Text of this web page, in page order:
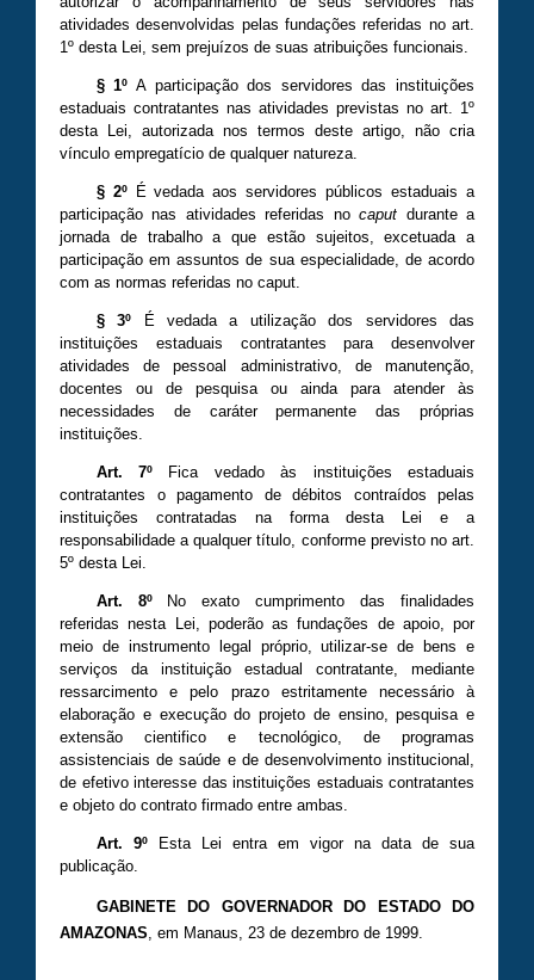
atividades desenvolvidas pelas fundações referidas no art.
1º desta Lei, sem prejuízos de suas atribuições funcionais.
§ 1º A participação dos servidores das instituições
estaduais contratantes nas atividades previstas no art. 1º
desta Lei, autorizada nos termos deste artigo, não cria
vínculo empregatício de qualquer natureza.
§ 2ºÉ vedada aos servidores públicos estaduais a
participação nas atividades referidas nocaput durante a
jornada de trabalho a que estão sujeitos, excetuada a
participação em assuntos de sua especialidade, de acordo
com as normas referidas no caput.
§ 3º É vedada a utilização dos servidores das
instituições estaduais contratantes para desenvolver
atividades de pessoal administrativo, de manutenção,
docentes ou de pesquisa ou ainda para atender às
necessidades de caráter permanente das próprias
instituições.
Art. 7º Fica vedado às instituições estaduais
contratantes o pagamento de débitos contraídos pelas
instituições contratadas na forma desta Lei e a
responsabilidade a qualquer título, conforme previsto no art.
5º desta Lei.
Art. 8ºNo exato cumprimento das finalidades
referidas nesta Lei, poderão as fundações de apoio, por
meio de instrumento legal próprio, utilizar-se de bens e
serviços da instituição estadual contratante, mediante
ressarcimento e pelo prazo estritamente necessário à
elaboração e execução do projeto de ensino, pesquisa e
extensão cientifico e tecnológico, de programas
assistenciais de saúde e de desenvolvimento institucional,
de efetivo interesse das instituições estaduais contratantes
e objeto do contrato firmado entre ambas.
Art. 9ºEsta Lei entra em vigor na data de sua
publicação.
GABINETE DO GOVERNADOR DO ESTADO DO
AMAZONAS, em Manaus, 23 de dezembro de 1999.